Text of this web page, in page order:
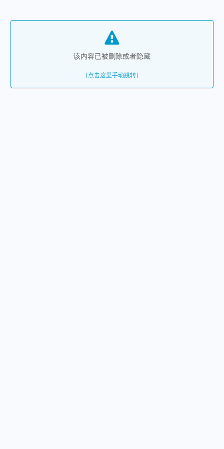
该内容已被删除或者隐藏
[点击这里手动跳转]